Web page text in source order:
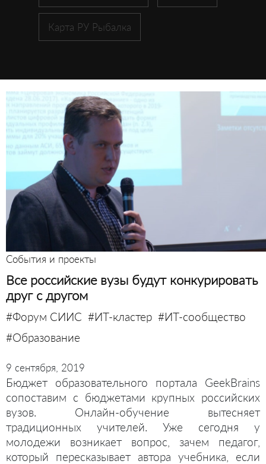
Карта РУ Рыбалка
События и проекты
Все российские вузы будут конкурировать
друг с другом
#Форум СИИС #ИТ-кластер #ИТ-сообщество
#Образование
9 сентября, 2019
Бюджет образовательного портала GeekBrains
сопоставим с бюджетами крупных российских
вузов. Онлайн-обучение вытесняет
традиционных учителей. Уже сегодня у
молодежи возникает вопрос, зачем педагог,
который пересказывает автора учебника, если